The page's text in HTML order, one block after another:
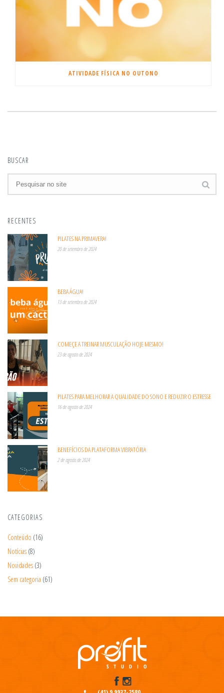
ATIVIDADE FÍSICA NO OUTONO
BUSCAR
RECENTES
PILATES NA PRIMAVERA!
20 de setembro de 2024
BEBA ÁGUA!
13 de setembro de 2024
COMEÇE A TREINAR MUSCULAÇÃO HOJE MESMO!
23 de agosto de 2024
PILATES PARA MELHORAR A QUALIDADE DO SONO E REDUZIR O ESTRESSE
16 de agosto de 2024
BENEFÍCIOS DA PLATAFORMA VIBRATÓRIA
2 de agosto de 2024
CATEGORIAS
Conteúdo (16)
Notícias (8)
Novidades (3)
Sem categoria (61)